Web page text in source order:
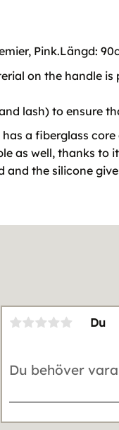
Pink.Längd:
on the handle
lash) to ensure
a fiberglass
as well, thanks
and the silicone
Du